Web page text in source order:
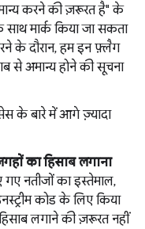
करने की ज़रूरत है" के
मार्क किया जा सकता
के दौरान, हम इन फ़्लैग
से अमान्य होने की सूचना
के बारे में आगे ज़्यादा
का हिसाब लगाना
गए नतीजों का इस्तेमाल,
कोड के लिए किया
लगाने की ज़रूरत नहीं